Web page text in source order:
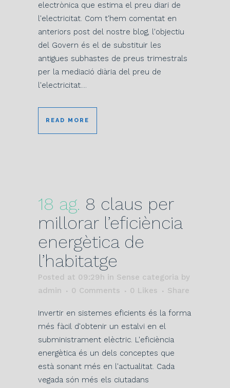
electrònica que estima el preu diari de
l'electricitat. Com t'hem comentat en
anteriors post del nostre blog, l'objectiu
del Govern és el de substituir les
antigues subhastes de preus trimestrals
per la mediació diària del preu de
l'electricitat....
READ MORE
18 ag. 8 claus per
millorar l’eficiència
energètica de
l’habitatge
Posted at 09:29h in Sense categoria by
admin
0 Comments 0 Likes Share
Invertir en sistemes eficients és la forma
més fàcil d'obtenir un estalvi en el
subministrament elèctric. L'eficiència
energètica és un dels conceptes que
està sonant més en l'actualitat. Cada
vegada són més els ciutadans